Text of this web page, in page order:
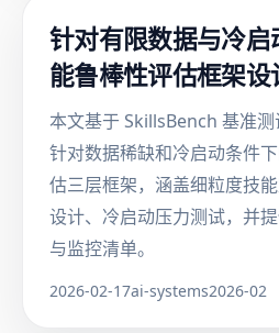
针对有限数据与冷
能鲁棒性评估框架设
本文基于 SkillsBench 基准
针对数据稀缺和冷启动条件
估三层框架，涵盖细粒度技
设计、冷启动压力测试，并
与监控清单。
2026-02-17ai-systems2026-02